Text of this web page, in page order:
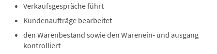
Verkaufsgespräche führt
Kundenaufträge bearbeitet
den Warenbestand sowie den Warenein- und ausgang
kontrolliert